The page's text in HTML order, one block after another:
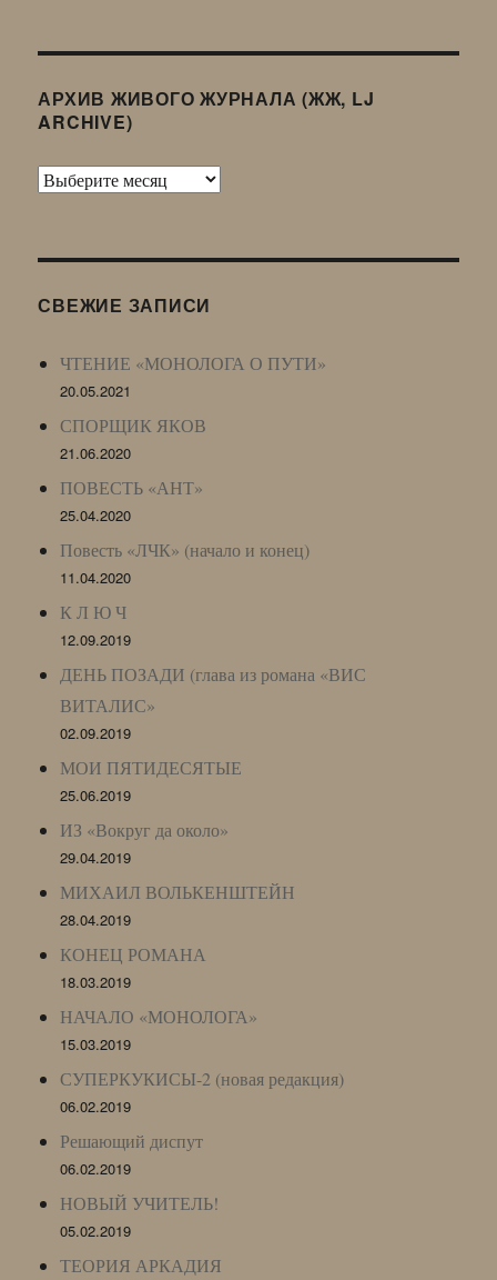
АРХИВ ЖИВОГО ЖУРНАЛА (ЖЖ, LJ
ARCHIVE)
Архив
LJ
СВЕЖИЕ ЗАПИСИ
ЧТЕНИЕ «МОНОЛОГА О ПУТИ»
20.05.2021
СПОРЩИК ЯКОВ
21.06.2020
ПОВЕСТЬ «АНТ»
25.04.2020
Повесть «ЛЧК» (начало и конец)
11.04.2020
К Л Ю Ч
12.09.2019
ДЕНЬ ПОЗАДИ (глава из романа «ВИС
ВИТАЛИС»
02.09.2019
МОИ ПЯТИДЕСЯТЫЕ
25.06.2019
ИЗ «Вокруг да около»
29.04.2019
МИХАИЛ ВОЛЬКЕНШТЕЙН
28.04.2019
КОНЕЦ РОМАНА
18.03.2019
НАЧАЛО «МОНОЛОГА»
15.03.2019
СУПЕРКУКИСЫ-2 (новая редакция)
06.02.2019
Решающий диспут
06.02.2019
НОВЫЙ УЧИТЕЛЬ!
05.02.2019
ТЕОРИЯ АРКАДИЯ